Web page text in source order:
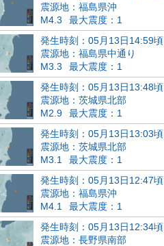
震源地：福島県沖
M4.3
最大震度：1
発生時刻：05月13日14:59頃
震源地：福島県中通り
M3.3
最大震度：1
発生時刻：05月13日13:48頃
震源地：茨城県北部
M2.9
最大震度：1
発生時刻：05月13日13:03頃
震源地：茨城県北部
M3.1
最大震度：1
発生時刻：05月13日12:47頃
震源地：福島県沖
M4.1
最大震度：1
発生時刻：05月13日12:34頃
震源地：長野県南部